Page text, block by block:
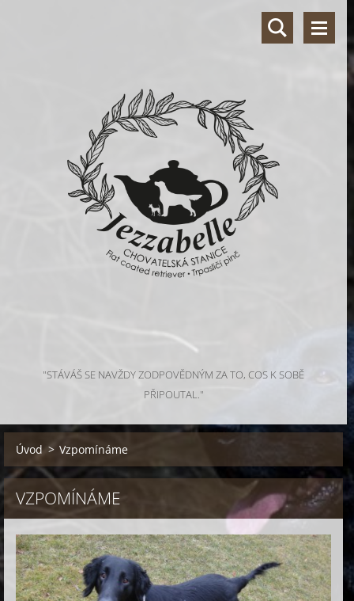
"STÁVÁŠ SE NAVŽDY ZODPOVĚDNÝM ZA TO, COS K SOBĚ
PŘIPOUTAL."
Úvod > Vzpomínáme
VZPOMÍNÁME